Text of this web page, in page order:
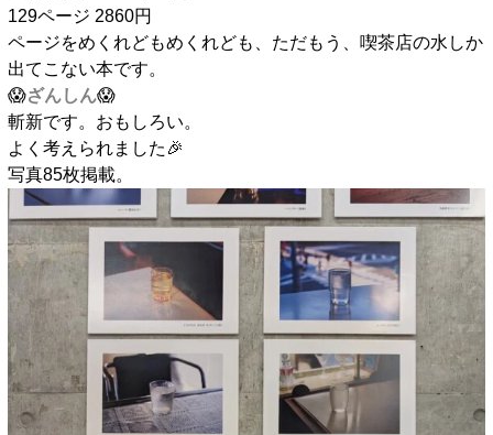
129ページ 2860円
ページをめくれどもめくれども、ただもう、喫茶店の水しか
出てこない本です。
😱ざんしん😱
斬新です。おもしろい。
よく考えられました🎉
写真85枚掲載。